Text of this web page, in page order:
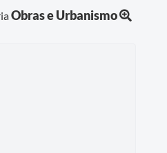
Obras e Urbanismo